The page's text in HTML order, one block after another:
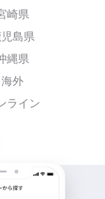
崎県
児島県
縄県
海外
ライン